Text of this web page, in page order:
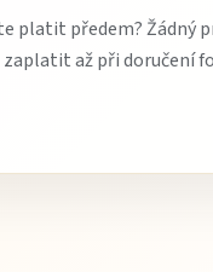
platit předem? Žádný
až při doručení